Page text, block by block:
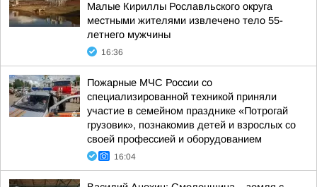
Малые Кириллы Рославльского округа
местными жителями извлечено тело 55-
летнего мужчины
16:36
Пожарные МЧС России со
специализированной техникой приняли
участие в семейном празднике «Потрогай
грузовик», познакомив детей и взрослых со
своей профессией и оборудованием
16:04